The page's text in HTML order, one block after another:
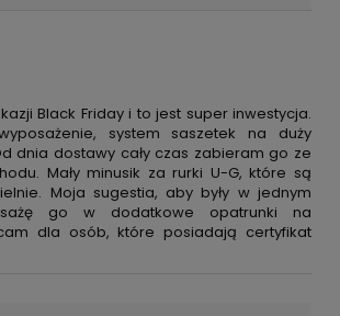
Black Friday i to jest super inwestycja.
system saszetek na duży
dnia dostawy cały czas zabieram go ze
Mały minusik za rurki U-G, które są
Moja sugestia, aby były w jednym
go w dodatkowe opatrunki na
dla osób, które posiadają certyfikat